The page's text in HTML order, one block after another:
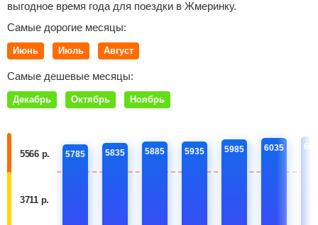
выгодное время года для поездки в Жмеринку.
Самые дорогие месяцы:
Июнь Июль Август
Самые дешевые месяцы:
Декабрь Октябрь Ноябрь
5566 р.
3711 р.
5785 5835 5885 5935 5985 6035